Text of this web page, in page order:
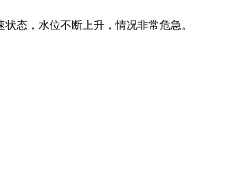
态，水位不断上升，情况非常危急。